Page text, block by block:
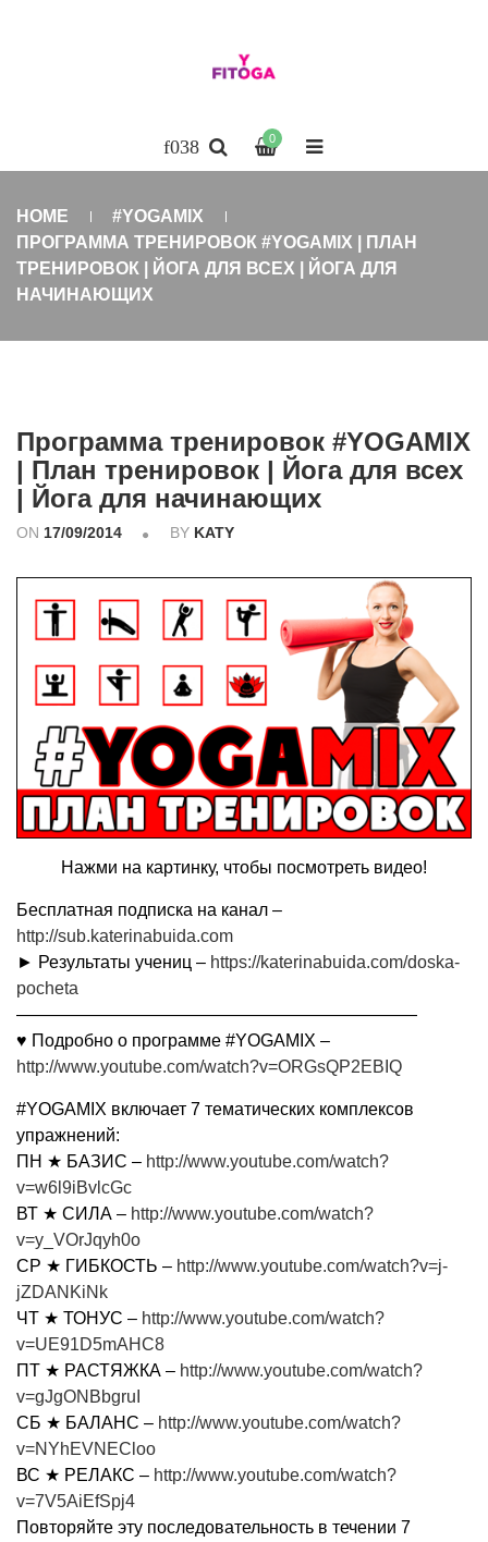
0
HOME
#YOGAMIX
ПРОГРАММА ТРЕНИРОВОК #YOGAMIX | ПЛАН
ТРЕНИРОВОК | ЙОГА ДЛЯ ВСЕХ | ЙОГА ДЛЯ
НАЧИНАЮЩИХ
Программа тренировок #YOGAMIX
| План тренировок | Йога для всех
| Йога для начинающих
ON 17/09/2014 BY KATY
Нажми на картинку, чтобы посмотреть видео!
Бесплатная подписка на канал –
http://sub.katerinabuida.com
► Результаты учениц – https://katerinabuida.com/doska-
pocheta
———————————————————————
♥ Подробно о программе #YOGAMIX –
http://www.youtube.com/watch?v=ORGsQP2EBIQ
#YOGAMIX включает 7 тематических комплексов
упражнений:
ПН ★ БАЗИС – http://www.youtube.com/watch?
v=w6l9iBvlcGc
ВТ ★ СИЛА – http://www.youtube.com/watch?
v=y_VOrJqyh0o
СР ★ ГИБКОСТЬ – http://www.youtube.com/watch?v=j-
jZDANKiNk
ЧТ ★ ТОНУС – http://www.youtube.com/watch?
v=UE91D5mAHC8
ПТ ★ РАСТЯЖКА – http://www.youtube.com/watch?
v=gJgONBbgruI
СБ ★ БАЛАНС – http://www.youtube.com/watch?
v=NYhEVNECloo
ВС ★ РЕЛАКС – http://www.youtube.com/watch?
v=7V5AiEfSpj4
Повторяйте эту последовательность в течении 7